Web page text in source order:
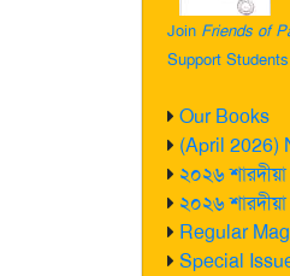
Join Friends of
Support Students
Our Books
(April 2026)
২০২৬ শারদীয়া
২০২৬
Regular
Special